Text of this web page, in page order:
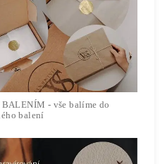
- vše balíme do
balení